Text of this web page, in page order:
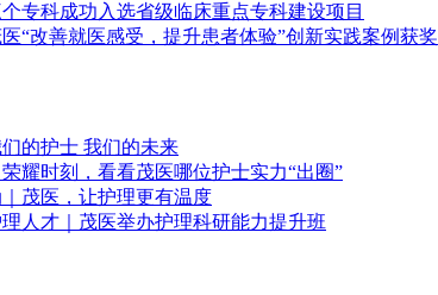
专科成功入选省级临床重点专科建设项目
“改善就医感受，提升患者体验”创新实践案例获奖
的护士 我们的未来
耀时刻，看看茂医哪位护士实力“出圈”
茂医，让护理更有温度
人才｜茂医举办护理科研能力提升班